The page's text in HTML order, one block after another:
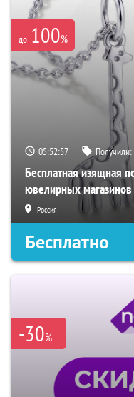
до 100%
05:52:56 Получили:
Бесплатная изящная
ювелирных магазинов
Россия
Бесплатно
-30%